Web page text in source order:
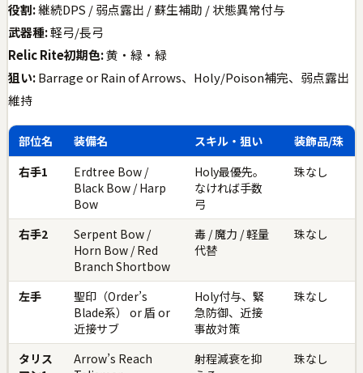
役割:継続DPS / 弱点露出 / 蘇生補助 / 状態異常付与
武器種:軽弓/長弓
Relic Rite初期色:黄・緑・緑
狙い:Barrage or Rain of Arrows、Holy/Poison補完、弱点露出
維持
部位名 装備名 スキル・狙い
装飾品/珠
右手1
Erdtree Bow /
Black Bow / Harp
Bow
Holy最優先。
なければ手数
弓
珠なし
右手2
Serpent Bow /
Horn Bow / Red
Branch Shortbow
毒 / 魔力 / 軽量
代替
珠なし
左手
聖印（Order’s
Blade系） or 盾 or
近接サブ
Holy付与、緊
急防御、近接
事故対策
珠なし
タリス
Arrow’s Reach
射程減衰を抑
珠なし